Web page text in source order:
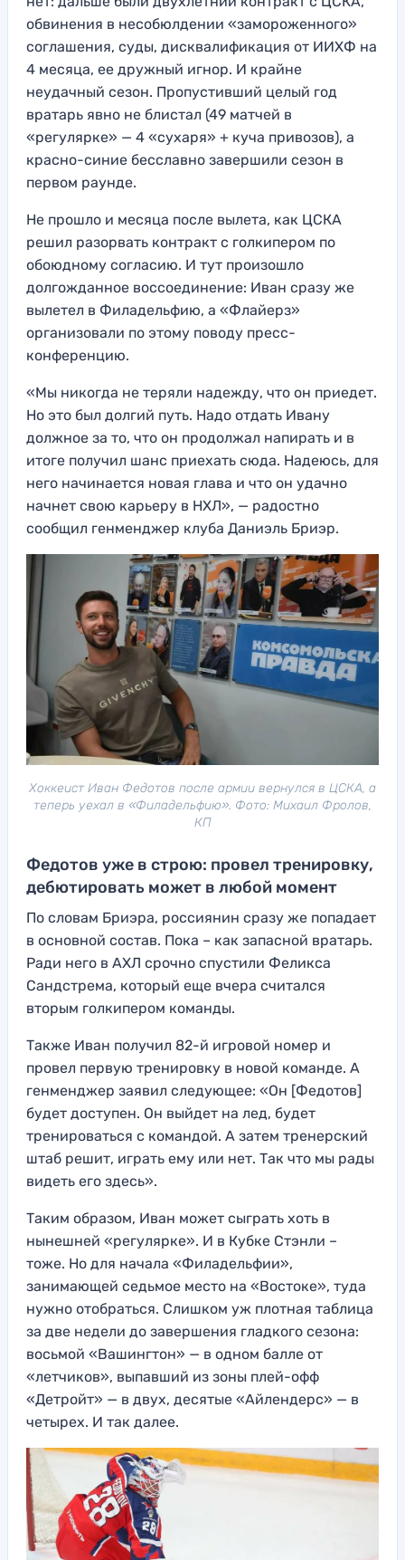
обвинения в несобюлдении «замороженного»
соглашения, суды, дисквалификация от ИИХФ на
4 месяца, ее дружный игнор. И крайне
неудачный сезон. Пропустивший целый год
вратарь явно не блистал (49 матчей в
«регулярке» — 4 «сухаря» + куча привозов), а
красно-синие бесславно завершили сезон в
первом раунде.
Не прошло и месяца после вылета, как ЦСКА
решил разорвать контракт с голкипером по
обоюдному согласию. И тут произошло
долгожданное воссоединение: Иван сразу же
вылетел в Филадельфию, а «Флайерз»
организовали по этому поводу пресс-
конференцию.
«Мы никогда не теряли надежду, что он приедет.
Но это был долгий путь. Надо отдать Ивану
должное за то, что он продолжал напирать и в
итоге получил шанс приехать сюда. Надеюсь, для
него начинается новая глава и что он удачно
начнет свою карьеру в НХЛ», — радостно
сообщил генменджер клуба Даниэль Бриэр.
Хоккеист Иван Федотов после армии вернулся в ЦСКА, а
теперь уехал в «Филадельфию». Фото: Михаил Фролов,
КП
Федотов уже в строю: провел тренировку,
дебютировать может в любой момент
По словам Бриэра, россиянин сразу же попадает
в основной состав. Пока – как запасной вратарь.
Ради него в АХЛ срочно спустили Феликса
Сандстрема, который еще вчера считался
вторым голкипером команды.
Также Иван получил 82-й игровой номер и
провел первую тренировку в новой команде. А
генменджер заявил следующее: «Он [Федотов]
будет доступен. Он выйдет на лед, будет
тренироваться с командой. А затем тренерский
штаб решит, играть ему или нет. Так что мы рады
видеть его здесь».
Таким образом, Иван может сыграть хоть в
нынешней «регулярке». И в Кубке Стэнли –
тоже. Но для начала «Филадельфии»,
занимающей седьмое место на «Востоке», туда
нужно отобраться. Слишком уж плотная таблица
за две недели до завершения гладкого сезона:
восьмой «Вашингтон» — в одном балле от
«летчиков», выпавший из зоны плей-офф
«Детройт» — в двух, десятые «Айлендерс» — в
четырех. И так далее.